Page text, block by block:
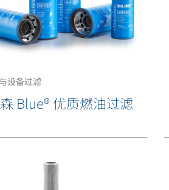
设备过滤
Blue® 优质燃油过滤